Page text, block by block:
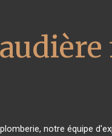
notre équipe